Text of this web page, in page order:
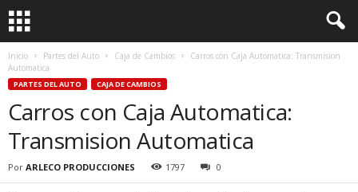
Inicio Partes del Auto Caja de Cambios
Carros con Caja Automatica: Transmision
Automatica
PARTES DEL AUTO CAJA DE CAMBIOS
Carros con Caja Automatica:
Transmision Automatica
Por ARLECO PRODUCCIONES 1797 0